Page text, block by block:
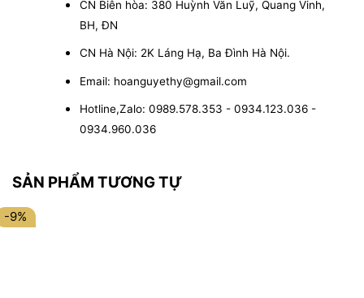
CN Biên hòa: 380 Huỳnh Văn Luỹ, Quang Vinh,
BH, ĐN
CN Hà Nội: 2K Láng Hạ, Ba Đình Hà Nội.
Email: hoanguyethy@gmail.com
Hotline,Zalo: 0989.578.353 - 0934.123.036 -
0934.960.036
SẢN PHẨM TƯƠNG TỰ
-9%